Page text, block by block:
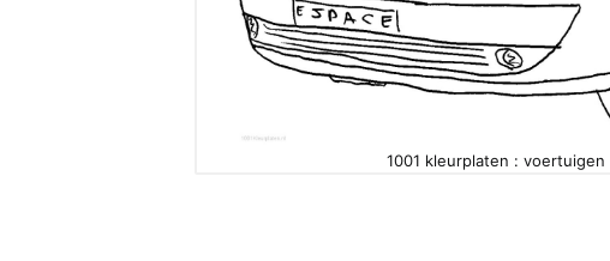
1001 kleurplaten :